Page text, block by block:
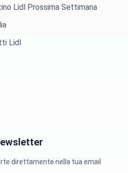
Lidl Prossima Settimana
Lidl
direttamente nella tua email